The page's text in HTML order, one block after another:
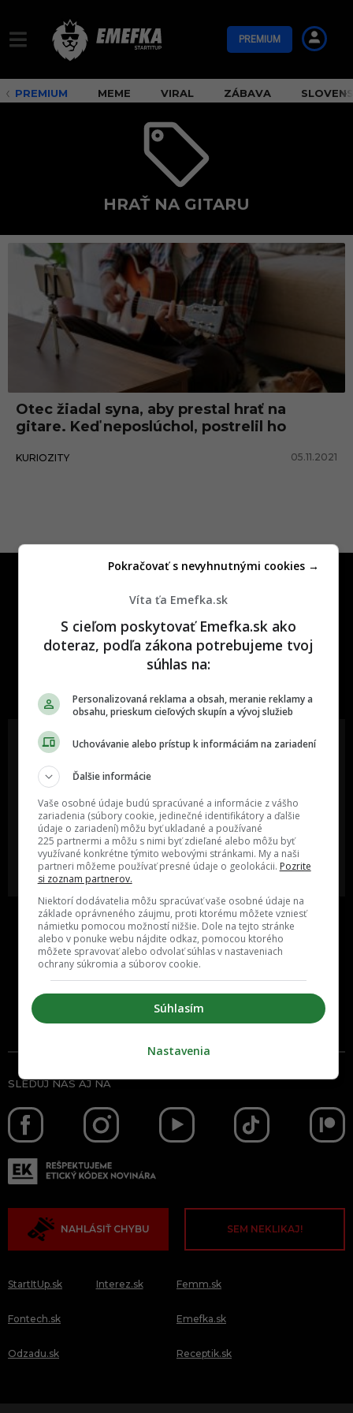
PREMIUM
PREMIUM MEME VIRAL ZÁBAVA
HRAŤ NA GITARU
g
a
Otec žiadal syna, aby prestal hrať na
gitare. Keď neposlúchol, postrelil ho
KURIOZITY 05.11.2021
One time najzábavnejšie miesto na
slovenskom internete, next time
Oslov reklamou viac ako milión
ľudí v rôznych vekových
kategóriách a na rôznych
sociálnych sieťach a nakopni svoj
biznis alebo produkt.
MÁM ZÁUJEM O
SPOLUPRÁCU
mali určite napísať?
POŠLI NÁM TIP NA ČLÁNOK
SLEDUJ NÁS AJ NA
NAHLÁSIŤ CHYBU SEM NEKLIKAJ!
StartItUp.sk
Fontech.sk
Odzadu.sk
Interez.sk Femm.sk
Emefka.sk
Receptik.sk
Víta ťa Emefka.sk
S cieľom poskytovať Emefka.sk ako
doteraz, podľa zákona potrebujeme tvoj
súhlas na:
Personalizovaná reklama a obsah, meranie reklamy a
obsahu, prieskum cieľových skupín a vývoj služieb
Uchovávanie alebo prístup k informáciám na zariadení
Ďalšie informácie
Vaše osobné údaje budú spracúvané a informácie z vášho
zariadenia (súbory cookie, jedinečné identifikátory a ďalšie
údaje o zariadení) môžu byť ukladané a používané
225 partnermi a môžu s nimi byť zdieľané alebo môžu byť
využívané konkrétne týmito webovými stránkami. My a naši
partneri môžeme používať presné údaje o geolokácii. Pozrite
si zoznam partnerov.
Niektorí dodávatelia môžu spracúvať vaše osobné údaje na
základe oprávneného záujmu, proti ktorému môžete vzniesť
námietku pomocou možností nižšie. Dole na tejto stránke
alebo v ponuke webu nájdite odkaz, pomocou ktorého
môžete spravovať alebo odvolať súhlas v nastaveniach
ochrany súkromia a súborov cookie.
Súhlasím
Pokračovať s nevyhnutnými cookies →
Nastavenia